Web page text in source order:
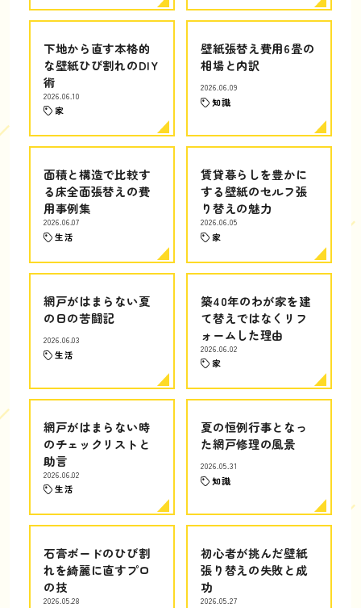
下地から直す本格的
な壁紙ひび割れのDIY
術
2026.06.10
家
壁紙張替え費用6畳の
相場と内訳
2026.06.09
知識
面積と構造で比較す
る床全面張替えの費
用事例集
2026.06.07
生活
賃貸暮らしを豊かに
する壁紙のセルフ張
り替えの魅力
2026.06.05
家
網戸がはまらない夏
の日の苦闘記
2026.06.03
生活
築40年のわが家を建
て替えではなくリフ
ォームした理由
2026.06.02
家
網戸がはまらない時
のチェックリストと
助言
2026.06.02
生活
夏の恒例行事となっ
た網戸修理の風景
2026.05.31
知識
石膏ボードのひび割
れを綺麗に直すプロ
の技
2026.05.28
初心者が挑んだ壁紙
張り替えの失敗と成
功
2026.05.27